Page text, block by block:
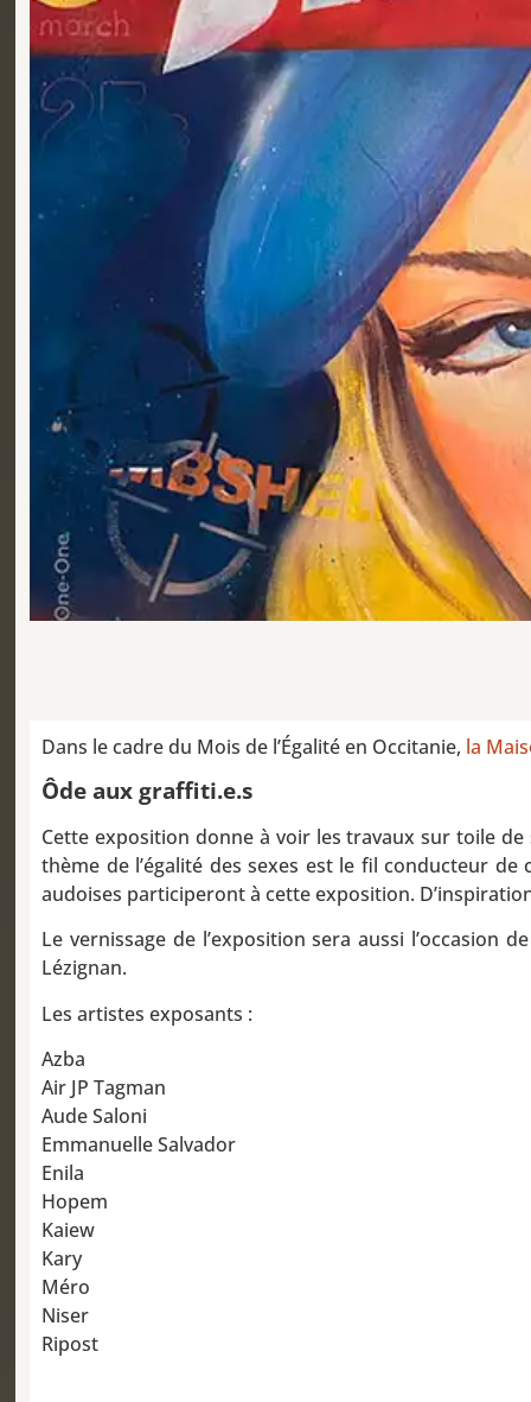
Dans le cadre du Mois de l’Égalité en Occitanie, la
Ôde aux graffiti.e.s
Cette exposition donne à voir les travaux sur toile de
thème de l’égalité des sexes est le fil conducteur
audoises participeront à cette exposition.
Le vernissage de l’exposition sera aussi
Lézignan.
Les artistes exposants :
Azba
Air JP Tagman
Aude Saloni
Emmanuelle Salvador
Enila
Hopem
Kaiew
Kary
Méro
Niser
Ripost